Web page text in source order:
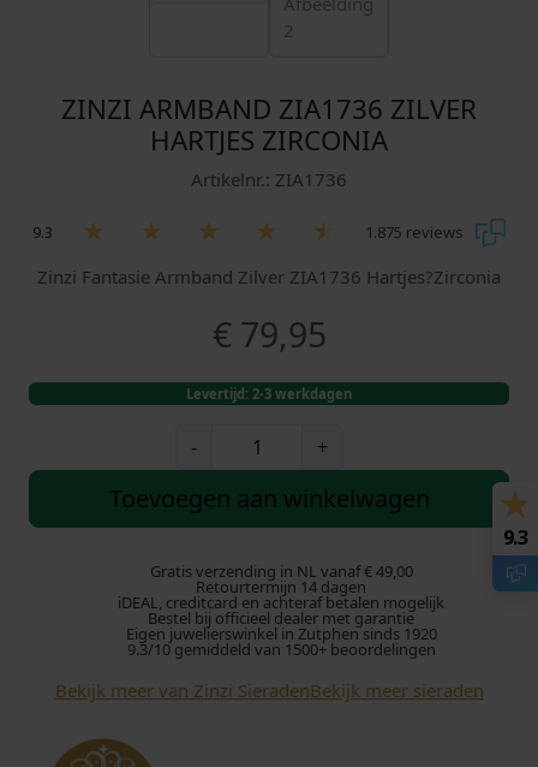
ZINZI ARMBAND ZIA1736 ZILVER
HARTJES ZIRCONIA
Artikelnr.: ZIA1736
9.3 1.875 reviews
Zinzi Fantasie Armband Zilver ZIA1736 Hartjes?Zirconia
€79,95
Levertijd: 2-3 werkdagen
-
n
A
r
m
b
n
+
Toevoegen aan winkelwagen
Gratis verzending in NL vanaf € 49,00
Retourtermijn 14 dagen
iDEAL, creditcard en achteraf betalen mogelijk
Bestel bij officieel dealer met garantie
Eigen juwelierswinkel in Zutphen sinds 1920
9.3/10 gemiddeld van 1500+ beoordelingen
Bekijk meer van Zinzi SieradenBekijk meer sieraden
9.3